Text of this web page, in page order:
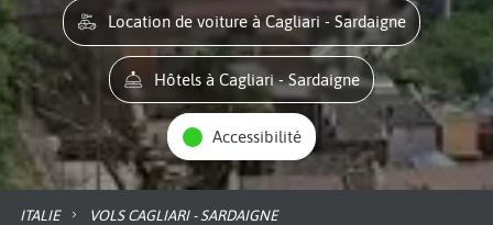
Location de voiture à Cagliari - Sardaigne
Hôtels à Cagliari - Sardaigne
Accessibilité
ITALIE VOLS CAGLIARI - SARDAIGNE